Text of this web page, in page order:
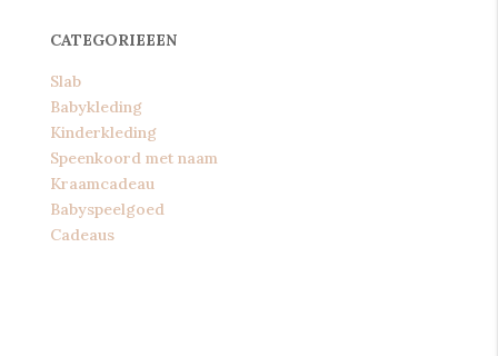
CATEGORIEEEN
Slab
Babykleding
Kinderkleding
Speenkoord met naam
Kraamcadeau
Babyspeelgoed
Cadeaus